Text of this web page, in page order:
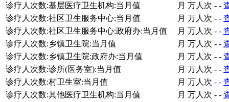
诊疗人次数:基层医疗卫生机构:当月值
月 万人次 - -
诊疗人次数:社区卫生服务中心:当月值
月 万人次 - -
诊疗人次数:社区卫生服务中心:政府办:当月值
月 万人次 - -
诊疗人次数:乡镇卫生院:当月值
月 万人次 - -
诊疗人次数:乡镇卫生院:政府办:当月值
月 万人次 - -
诊疗人次数:诊所(医务室):当月值
月 万人次 - -
诊疗人次数:村卫生室:当月值
月 万人次 - -
诊疗人次数:其他医疗卫生机构:当月值
月 万人次 - -